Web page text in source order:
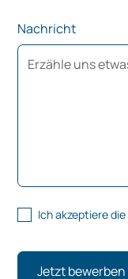
Nachricht
Ich akzeptiere die